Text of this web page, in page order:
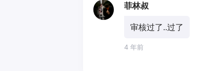
菲林叔
审核过了..过了
4 年前